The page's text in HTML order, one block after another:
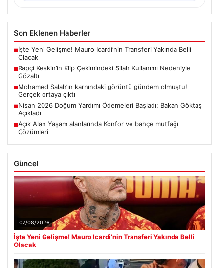
Son Eklenen Haberler
■İşte Yeni Gelişme! Mauro Icardi’nin Transferi Yakında Belli
Olacak
■Rapçi Keskin’in Klip Çekimindeki Silah Kullanımı Nedeniyle
Gözaltı
■Mohamed Salah’ın karnındaki görüntü gündem olmuştu!
Gerçek ortaya çıktı
■Nisan 2026 Doğum Yardımı Ödemeleri Başladı: Bakan Göktaş
Açıkladı
■Açık Alan Yaşam alanlarında Konfor ve bahçe mutfağı
Çözümleri
Güncel
07/08/2026
İşte Yeni Gelişme! Mauro Icardi’nin Transferi Yakında Belli
Olacak